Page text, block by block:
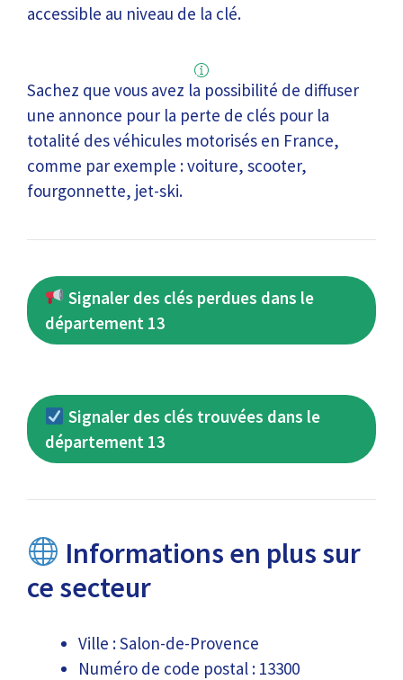
accessible au niveau de la clé.
Sachez que vous avez la possibilité de diffuser
une annonce pour la perte de clés pour la
totalité des véhicules motorisés en France,
comme par exemple : voiture, scooter,
fourgonnette, jet-ski.
Signaler des clés perdues dans le
département 13
Signaler des clés trouvées dans le
département 13
Informations en plus sur
ce secteur
Ville : Salon-de-Provence
Numéro de code postal : 13300